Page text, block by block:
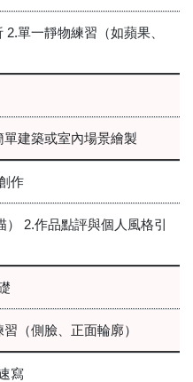
單一靜物練習（如蘋果、
建築或室內場景繪製
作
2.作品點評與個人風格引
（側臉、正面輪廓）
寫